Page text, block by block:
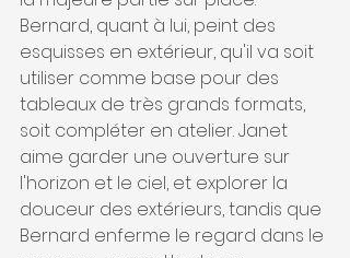
Bernard, quant à lui, peint des
esquisses en extérieur, qu'il va soit
utiliser comme base pour des
tableaux de très grands formats,
soit compléter en atelier. Janet
aime garder une ouverture sur
l'horizon et le ciel, et explorer la
douceur des extérieurs, tandis que
Bernard enferme le regard dans le